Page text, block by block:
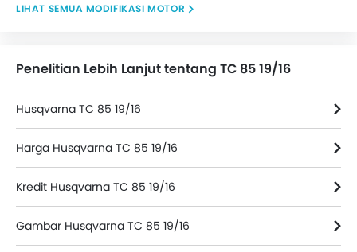
MODIFIKASI MOTOR
Penelitian Lebih Lanjut tentang TC 85 19/16
Husqvarna TC 85 19/16
Harga Husqvarna TC 85 19/16
Kredit Husqvarna TC 85 19/16
Gambar Husqvarna TC 85 19/16